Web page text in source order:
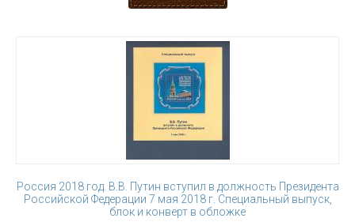
Россия 2018 год. В.В. Путин вступил в должность Президента
Российской Федерации 7 мая 2018 г. Специальный выпуск,
блок и конверт в обложке